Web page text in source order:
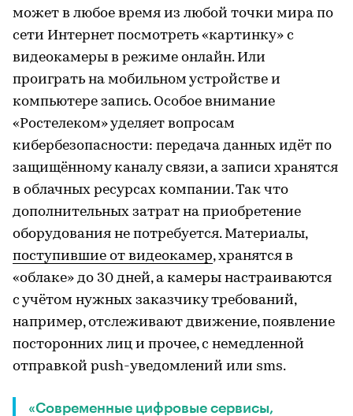
может в любое время из любой точки мира по
сети Интернет посмотреть «картинку» с
видеокамеры в режиме онлайн. Или
проиграть на мобильном устройстве и
компьютере запись. Особое внимание
«Ростелеком» уделяет вопросам
кибербезопасности: передача данных идёт по
защищённому каналу связи, а записи хранятся
в облачных ресурсах компании. Так что
дополнительных затрат на приобретение
оборудования не потребуется. Материалы,
поступившие от видеокамер, хранятся в
«облаке» до 30 дней, а камеры настраиваются
с учётом нужных заказчику требований,
например, отслеживают движение, появление
посторонних лиц и прочее, с немедленной
отправкой push-уведомлений или sms.
«Современные цифровые сервисы,